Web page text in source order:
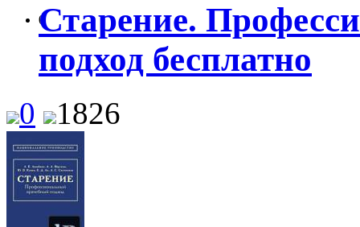
0Старение.
подход бесплатно
0 1826